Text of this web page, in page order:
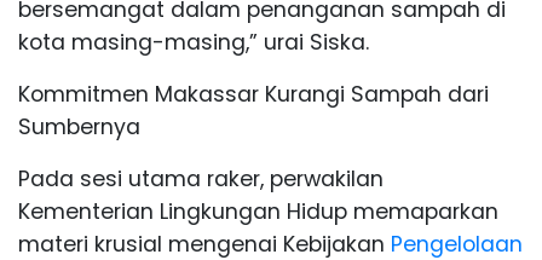
bersemangat dalam penanganan sampah di
kota masing-masing,” urai Siska.
Kommitmen Makassar Kurangi Sampah dari
Sumbernya
Pada sesi utama raker, perwakilan
Kementerian Lingkungan Hidup memaparkan
materi krusial mengenai Kebijakan Pengelolaan